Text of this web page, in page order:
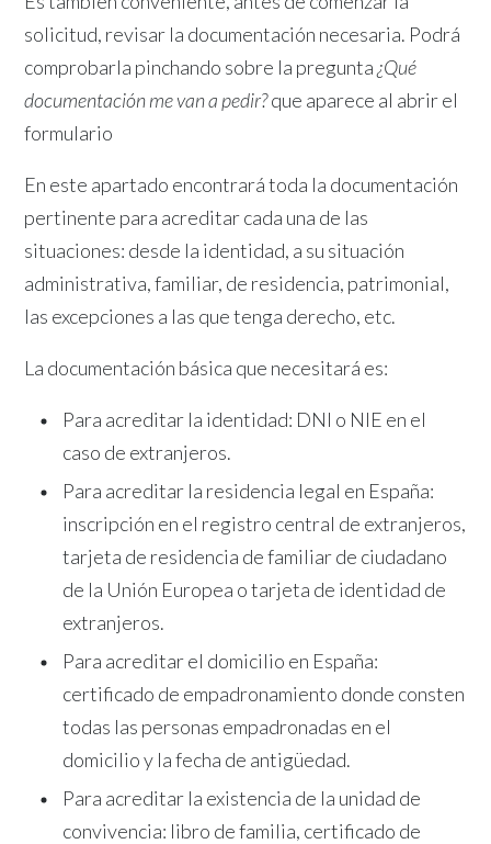
solicitud, revisar la documentación necesaria. Podrá
comprobarla pinchando sobre la pregunta¿Qué
documentación me van a pedir?que aparece al abrir el
formulario
En este apartado encontrará toda la documentación
pertinente para acreditar cada una de las
situaciones: desde la identidad, a su situación
administrativa, familiar, de residencia, patrimonial,
las excepciones a las que tenga derecho, etc.
La documentación básica que necesitará es:
Para acreditar la identidad: DNI o NIE en el
caso de extranjeros.
Para acreditar la residencia legal en España:
inscripción en el registro central de extranjeros,
tarjeta de residencia de familiar de ciudadano
de la Unión Europea o tarjeta de identidad de
extranjeros.
Para acreditar el domicilio en España:
certificado de empadronamiento donde consten
todas las personas empadronadas en el
domicilio y la fecha de antigüedad.
Para acreditar la existencia de la unidad de
convivencia: libro de familia, certificado de